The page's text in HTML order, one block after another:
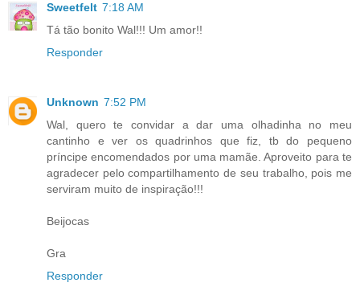
Sweetfelt 7:18 AM
Tá tão bonito Wal!!! Um amor!!
Responder
Unknown 7:52 PM
Wal, quero te convidar a dar uma olhadinha no meu
cantinho e ver os quadrinhos que fiz, tb do pequeno
príncipe encomendados por uma mamãe. Aproveito para te
agradecer pelo compartilhamento de seu trabalho, pois me
serviram muito de inspiração!!!
Beijocas
Gra
Responder